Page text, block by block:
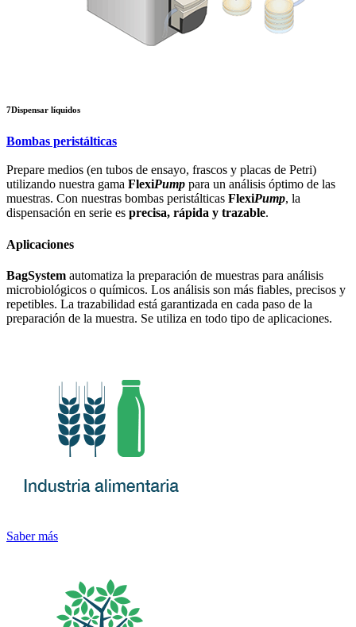
7Dispensar líquidos
Bombas peristálticas
Prepare medios (en tubos de ensayo, frascos y placas de Petri)
utilizando nuestra gama FlexiPump para un análisis óptimo de las
muestras. Con nuestras bombas peristálticas FlexiPump, la
dispensación en serie es precisa, rápida y trazable.
Aplicaciones
BagSystem automatiza la preparación de muestras para análisis
microbiológicos o químicos. Los análisis son más fiables, precisos y
repetibles. La trazabilidad está garantizada en cada paso de la
preparación de la muestra. Se utiliza en todo tipo de aplicaciones.
Saber más